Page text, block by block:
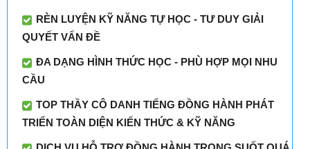
RÈN LUYỆN KỸ NĂNG TỰ HỌC - TƯ DUY GIẢI
QUYẾT VẤN ĐỀ
ĐA DẠNG HÌNH THỨC HỌC - PHÙ HỢP MỌI NHU
CẦU
TOP THẦY CÔ DANH TIẾNG ĐỒNG HÀNH PHÁT
TRIỂN TOÀN DIỆN KIẾN THỨC & KỸ NĂNG